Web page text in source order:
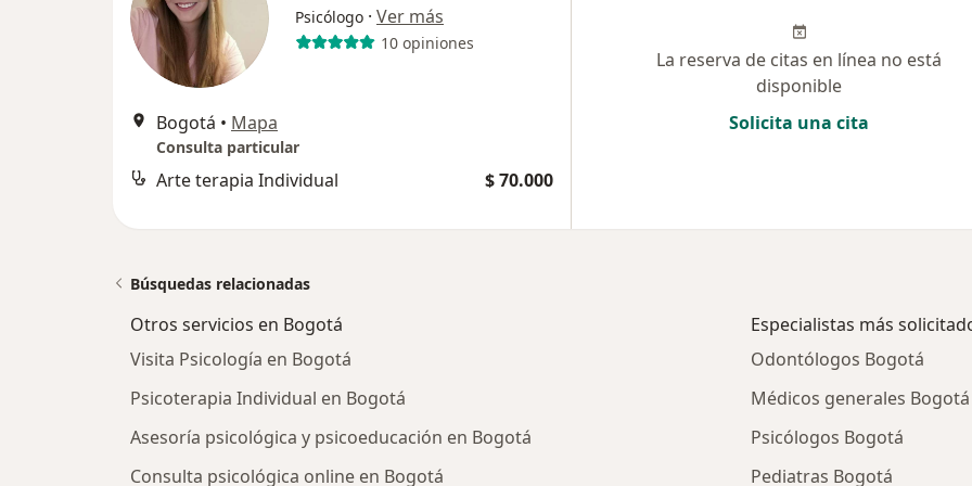
Psicólogo · Ver más
10 opiniones
Bogotá • Mapa
Consulta particular
Arte terapia Individual $ 70.000
La reserva de citas en línea no está
disponible
Solicita una cita
Búsquedas relacionadas
Otros servicios en Bogotá
Visita Psicología en Bogotá
Psicoterapia Individual en Bogotá
Asesoría psicológica y psicoeducación en Bogotá
Consulta psicológica online en Bogotá
Especialistas más
Odontólogos Bogotá
Médicos generales Bogotá
Psicólogos Bogotá
Pediatras Bogotá